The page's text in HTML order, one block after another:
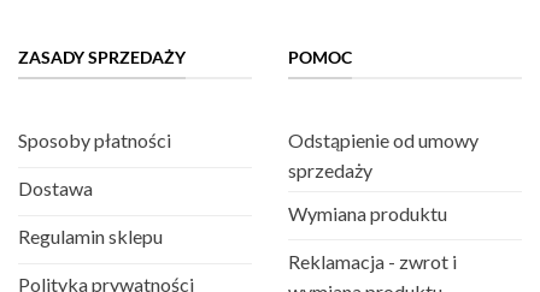
ZASADY SPRZEDAŻY
Sposoby płatności
Dostawa
Regulamin sklepu
Polityka prywatności
POMOC
Odstąpienie od umowy
sprzedaży
Wymiana produktu
Reklamacja - zwrot i